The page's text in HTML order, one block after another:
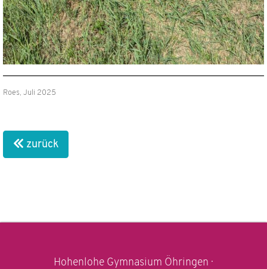
Roes, Juli 2025
zurück
Hohenlohe Gymnasium Öhringen ·